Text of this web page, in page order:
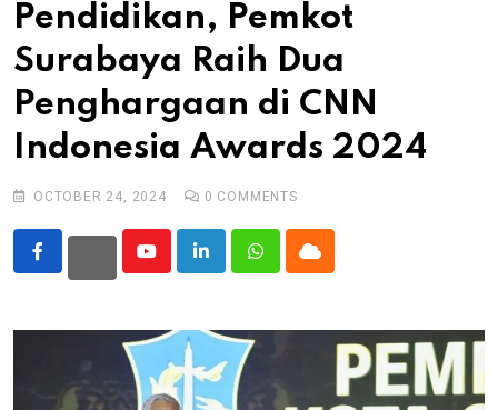
Tentang Kami
Pendidikan, Pemkot
Surabaya Raih Dua
Penghargaan di CNN
Indonesia Awards 2024
OCTOBER 24, 2024 0 COMMENTS
YoutubeLinkedInWhatsappCloud